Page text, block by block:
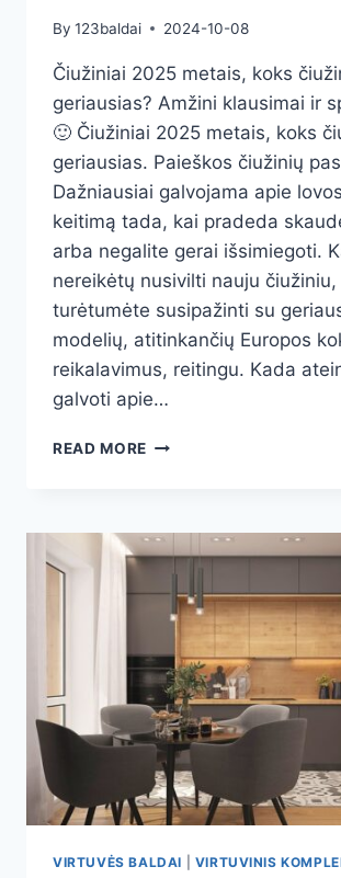
By 123baldai 2024-10-08
Čiužiniai 2025 metais, koks
geriausias? Amžini klausimai ir
🙂 Čiužiniai 2025 metais, koks
geriausias. Paieškos čiužinių
Dažniausiai galvojama apie
keitimą tada, kai pradeda
arba negalite gerai išsimiegoti.
nereikėtų nusivilti nauju čiužiniu,
turėtumėte susipažinti su
modelių, atitinkančių Europos
reikalavimus, reitingu. Kada
galvoti apie…
READ MORE ČIUŽINIAI
ČIUŽINYS
GERIAUSIAS?
VIRTUVĖS BALDAI VIRTUVINIS